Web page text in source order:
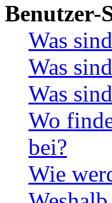
Benutzer-
Was
Was
Was
Wo
bei?
Wie